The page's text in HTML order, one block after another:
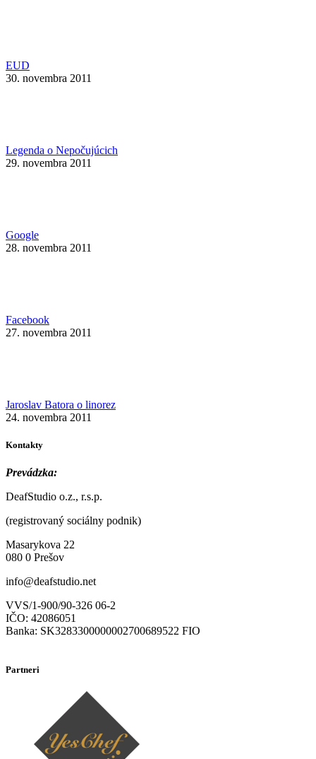
EUD
30. novembra 2011
Legenda o Nepočujúcich
29. novembra 2011
Google
28. novembra 2011
Facebook
27. novembra 2011
Jaroslav Batora o linorez
24. novembra 2011
Kontakty
Prevádzka:
DeafStudio o.z., r.s.p.
(registrovaný sociálny podnik)
Masarykova 22
080 0 Prešov
info@deafstudio.net
VVS/1-900/90-326 06-2
IČO: 42086051
Banka: SK3283300000002700689522 FIO
Partneri